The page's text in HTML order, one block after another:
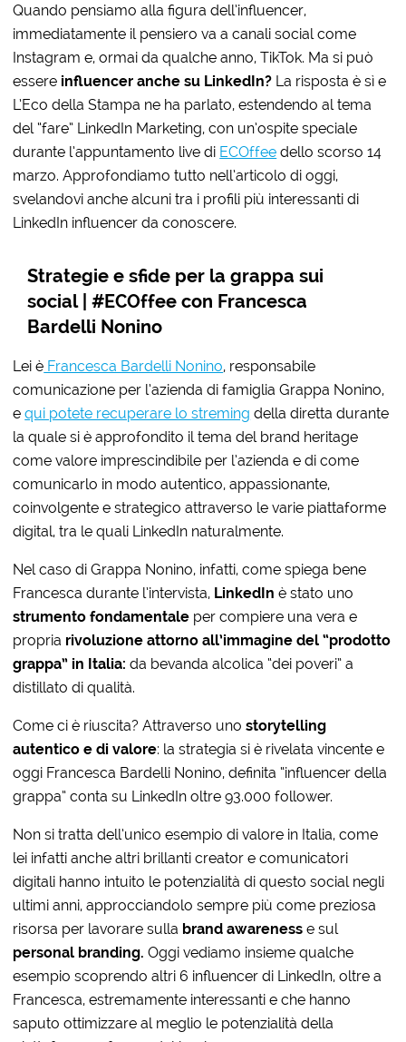
Quando pensiamo alla figura dell’influencer,
immediatamente il pensiero va a canali social come
Instagram e, ormai da qualche anno, TikTok. Ma si può
essere influencer anche su LinkedIn? La risposta è sì e
L’Eco della Stampa ne ha parlato, estendendo al tema
del “fare” LinkedIn Marketing, con un’ospite speciale
durante l’appuntamento live di ECOffee dello scorso 14
marzo.Approfondiamo tutto nell’articolo di oggi,
svelandovi anche alcuni tra i profili più interessanti di
LinkedIn influencer da conoscere.
Strategie e sfide per la grappa sui
social | #ECOffee con Francesca
Bardelli Nonino
Lei è Francesca Bardelli Nonino, responsabile
comunicazione per l’azienda di famiglia Grappa Nonino,
equi potete recuperare lo streming della diretta durante
la quale si è approfondito il tema del brand heritage
come valore imprescindibile per l’azienda e di come
comunicarlo in modo autentico, appassionante,
coinvolgente e strategico attraverso le varie piattaforme
digital, tra le quali LinkedIn naturalmente.
Nel caso di Grappa Nonino, infatti, come spiega bene
Francesca durante l’intervista, LinkedIn è stato uno
strumento fondamentale per compiere una vera e
propria rivoluzione attorno all’immagine del “prodotto
grappa” in Italia: da bevanda alcolica “dei poveri” a
distillato di qualità.
Come ci è riuscita? Attraverso unostorytelling
autentico e di valore: la strategia si è rivelata vincente e
oggi Francesca Bardelli Nonino, definita “influencer della
grappa” conta su LinkedIn oltre 93.000 follower.
Non si tratta dell’unico esempio di valore in Italia, come
lei infatti anche altri brillanti creator e comunicatori
digitali hanno intuito le potenzialità di questo social negli
ultimi anni, approcciandolo sempre più come preziosa
risorsa per lavorare sulla brandawarenesse sul
personal branding.Oggi vediamo insieme qualche
esempio scoprendo altri 6 influencer di LinkedIn, oltre a
Francesca,estremamente interessanti e che hanno
saputo ottimizzare al meglio le potenzialità della